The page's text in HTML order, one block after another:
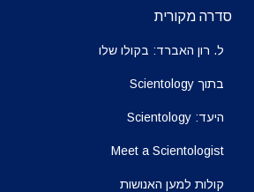
סדרה מקורית
ל. רון האברד: בקולו שלו
בתוך Scientology
היעד: Scientology
Meet a Scientologist
קולות למען האנושות